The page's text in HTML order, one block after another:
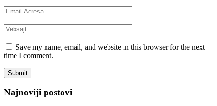
Save my name, email, and website in this browser for the next
time I comment.
Najnoviji postovi